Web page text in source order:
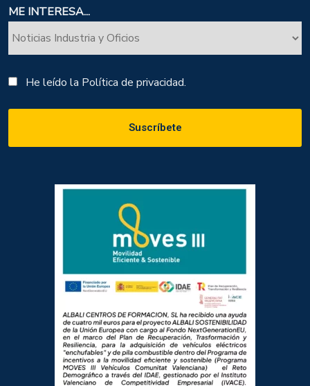
ME INTERESA...
He leído la Política de privacidad.